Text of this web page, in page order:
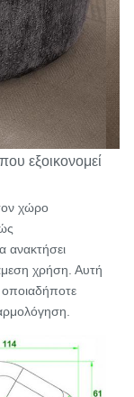
εξοικονομεί
χώρο
ανακτήσει
χρήση. Αυτή